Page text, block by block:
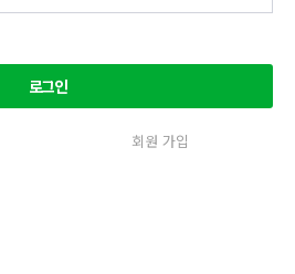
로그인
회원 가입